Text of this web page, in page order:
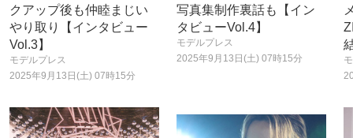
クアップ後も仲睦まじい
やり取り【インタビュー
Vol.3】
モデルプレス
2025年9月13日(土) 07時15分
写真集制作裏話も【イン
タビューVol.4】
モデルプレス
2025年9月13日(土) 07時15分